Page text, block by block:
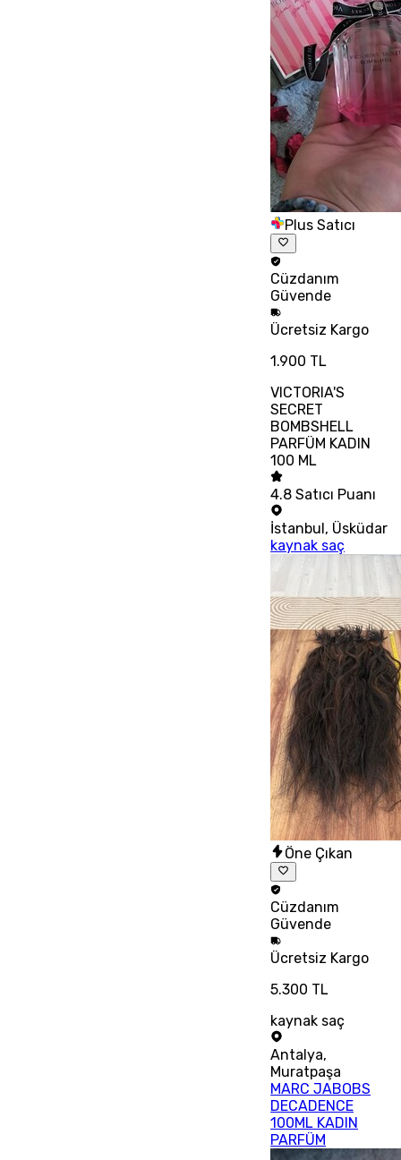
Plus Satıcı
Cüzdanım
Güvende
Ücretsiz Kargo
1.900 TL
VICTORIA'S
SECRET
BOMBSHELL
PARFÜM KADIN
100 ML
4.8 Satıcı Puanı
İstanbul, Üsküdar
kaynak saç
Öne Çıkan
Cüzdanım
Güvende
Ücretsiz Kargo
5.300 TL
kaynak saç
Antalya,
Muratpaşa
MARC JABOBS
DECADENCE
100ML KADIN
PARFÜM